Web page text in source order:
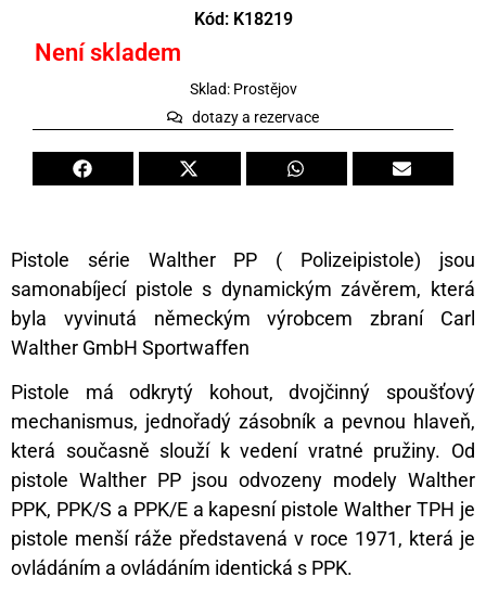
Kód: K18219
Není skladem
Sklad: Prostějov
dotazy a rezervace
Pistole série Walther PP ( Polizeipistole) jsou
samonabíjecí pistole s dynamickým závěrem, která
byla vyvinutá německým výrobcem zbraní Carl
Walther GmbH Sportwaffen
Pistole má odkrytý kohout, dvojčinný spoušťový
mechanismus, jednořadý zásobník a pevnou hlaveň,
která současně slouží k vedení vratné pružiny. Od
pistole Walther PP jsou odvozeny modely Walther
PPK, PPK/S a PPK/E a kapesní pistole Walther TPH je
pistole menší ráže představená v roce 1971, která je
ovládáním a ovládáním identická s PPK.